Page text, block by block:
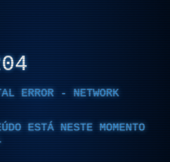
ERROR - NETWORK
ESTÁ NESTE MOMENTO